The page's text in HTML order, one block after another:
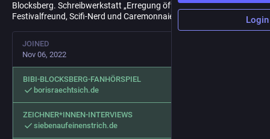
Blocksberg. Schreibwerkstatt „Erregung öffentlicher Freude“.
Festivalfreund, Scifi-Nerd und Caremonnaie-Bastler.
JOINED
Nov 06, 2022
BIBI-BLOCKSBERG-FANHÖRSPIEL
borisraechtsich.de
ZEICHNER*INNEN-INTERVIEWS
siebenaufeinenstrich.de
Login